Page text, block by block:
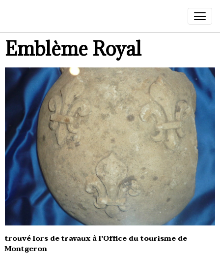
Emblème Royal
trouvé lors de travaux à l'Office du tourisme de
Montgeron